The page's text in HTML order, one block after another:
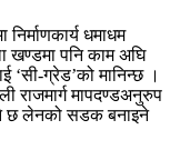
धमाधम
खण्डमा पनि काम अघि
‘सी-ग्रेड’को मानिन्छ ।
राजमार्ग मापदण्डअनुरुप
छ लेनको सडक बनाइने